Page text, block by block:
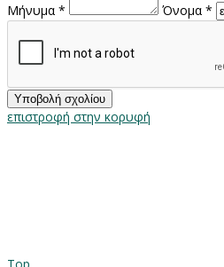
Μήνυμα * Όνομα *
επιστροφή στην κορυφή